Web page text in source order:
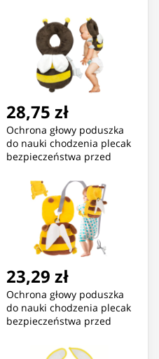
28,75 zł
Ochrona głowy poduszka
do nauki chodzenia plecak
bezpieczeństwa przed
23,29 zł
Ochrona głowy poduszka
do nauki chodzenia plecak
bezpieczeństwa przed